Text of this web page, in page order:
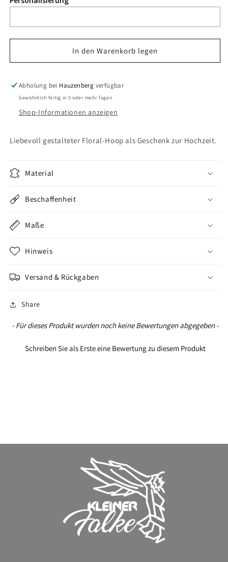
für
Türkranz
-
Herzen
für
Türkranz
-
Hochzeit
Herzen
In den Warenkorb legen
Abholung bei Hauzenberg verfügbar
Gewöhnlich fertig in 5 oder mehr Tagen
Shop-Informationen anzeigen
Liebevoll gestalteter Floral-Hoop als Geschenk zur Hochzeit.
Material
Beschaffenheit
Maße
Hinweis
Versand & Rückgaben
Share
- Für dieses Produkt wurden noch keine Bewertungen abgegeben -
Schreiben Sie als Erste eine Bewertung zu diesem Produkt
New content loaded